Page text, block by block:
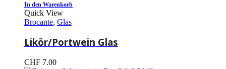
In den Warenkorb
Quick View
Brocante, Glas
Likör/Portwein Glas
CHF 7.00